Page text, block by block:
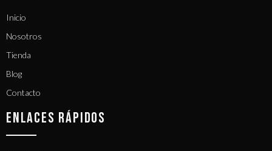
Inicio
Nosotros
Tienda
Blog
Contacto
ENLACES RÁPIDOS